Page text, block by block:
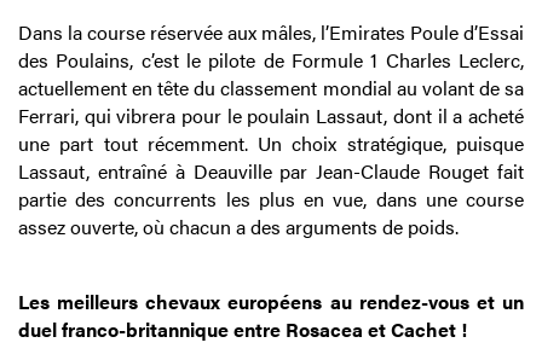
Dans la course réservée aux mâles, l’Emirates Poule d’Essai
des Poulains, c’est le pilote de Formule 1 Charles Leclerc,
actuellement en tête du classement mondial au volant de sa
Ferrari, qui vibrera pour le poulain Lassaut, dont il a acheté
une part tout récemment. Un choix stratégique, puisque
Lassaut, entraîné à Deauville par Jean-Claude Rouget fait
partie des concurrents les plus en vue, dans une course
assez ouverte, où chacun a des arguments de poids.
Les meilleurs chevaux européens au rendez-vous et un
duel franco-britannique entre Rosacea et Cachet !